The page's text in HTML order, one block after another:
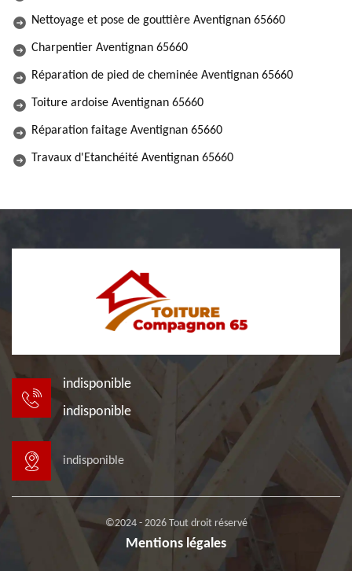
Nettoyage et pose de gouttière Aventignan 65660
Charpentier Aventignan 65660
Réparation de pied de cheminée Aventignan 65660
Toiture ardoise Aventignan 65660
Réparation faitage Aventignan 65660
Travaux d'Etanchéité Aventignan 65660
indisponible
indisponible
indisponible
©2024 - 2026 Tout droit réservé
Mentions légales